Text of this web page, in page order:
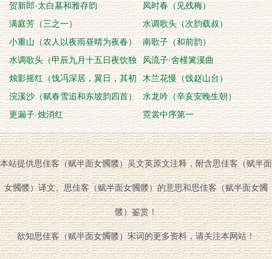
贺新郎·太白墓和雅存韵
凤时春（见残梅）
满庭芳（三之一）
水调歌头（次韵载叔）
小重山（农人以夜雨昼晴为夜春） 南歌子（和前韵）
水调歌头（甲辰九月十五日夜饮独
乐见山台坐中
风流子·舍槿篱溪曲
烛影摇红（饯冯深居，翼日，其初
度）
木兰花慢（饯赵山台）
浣溪沙（赋春雪追和东坡韵四首）
水龙吟（辛亥安晚生朝）
更漏子·烛消红
霓裳中序第一
本站提供思佳客（赋半面女髑髅）吴文英原文注释，附含思佳客（赋半面
女髑髅）译文、思佳客（赋半面女髑髅）的意思和思佳客（赋半面女髑
髅）鉴赏！
欲知思佳客（赋半面女髑髅）宋词的更多资料，请关注本网站！